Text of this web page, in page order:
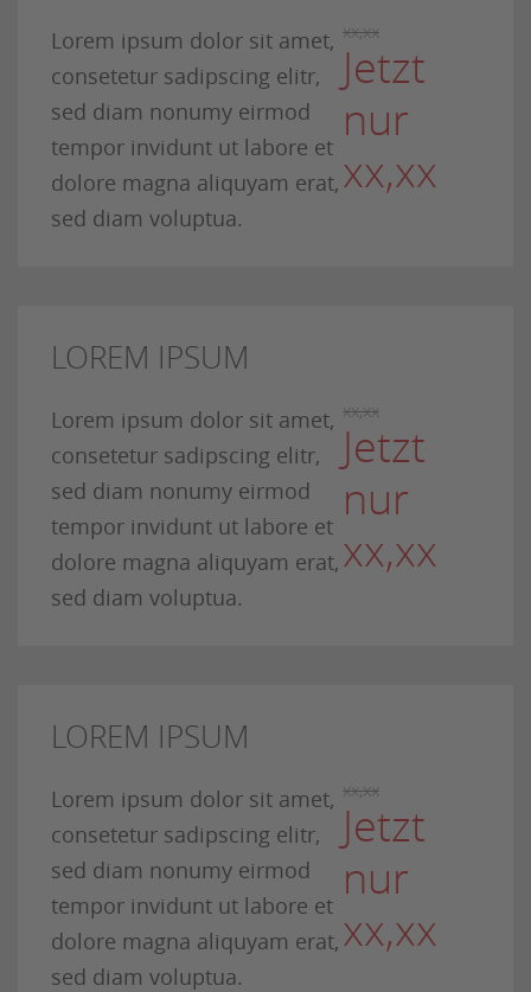
Lorem ipsum dolor sit amet,
consetetur sadipscing elitr,
sed diam nonumy eirmod
tempor invidunt ut labore et
dolore magna aliquyam erat,
sed diam voluptua.
xx,xx
Jetzt
nur
xx,xx
LOREM IPSUM
Lorem ipsum dolor sit amet,
consetetur sadipscing elitr,
sed diam nonumy eirmod
tempor invidunt ut labore et
dolore magna aliquyam erat,
sed diam voluptua.
xx,xx
Jetzt
nur
xx,xx
LOREM IPSUM
Lorem ipsum dolor sit amet,
consetetur sadipscing elitr,
sed diam nonumy eirmod
tempor invidunt ut labore et
dolore magna aliquyam erat,
sed diam voluptua.
xx,xx
Jetzt
nur
xx,xx